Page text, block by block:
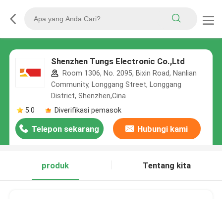
Shenzhen Tungs Electronic Co.,Ltd
Room 1306, No. 2095, Bixin Road, Nanlian
Community, Longgang Street, Longgang
District, Shenzhen,Cina
5.0
Diverifikasi pemasok
Telepon sekarang Hubungi kami
produk Tentang kita